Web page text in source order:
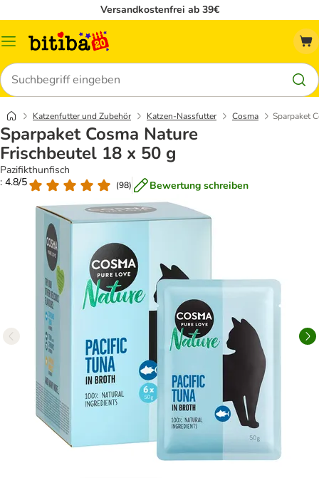
Versandkostenfrei ab 39€
Menü
Suchen
Katzenfutter und Zubehör Katzen-Nassfutter Cosma Sparpaket
Sparpaket Cosma Nature
Frischbeutel 18 x 50 g
Pazifikthunfisch
: 4.8/5
(98) Bewertung schreiben